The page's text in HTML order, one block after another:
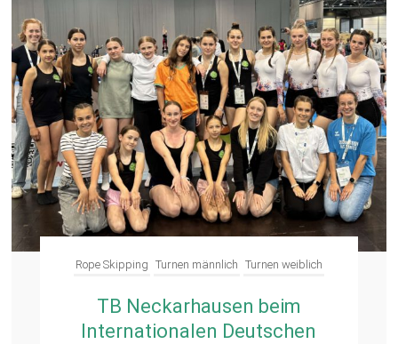
Rope Skipping Turnen männlich Turnen weiblich
TB Neckarhausen beim
Internationalen Deutschen